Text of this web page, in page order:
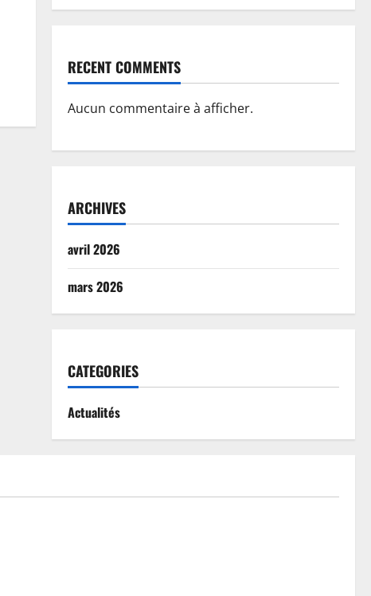
RECENT COMMENTS
Aucun commentaire à afficher.
ARCHIVES
avril 2026
mars 2026
CATEGORIES
Actualités